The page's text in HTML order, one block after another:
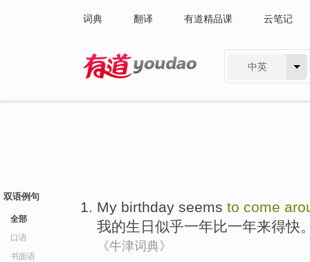
词典 翻译 有道精品课 云笔记
中英
双语例句
全部
口语
书面语
My birthday seems to come
我的生日 似乎一年比一年来得快
《牛津词典》